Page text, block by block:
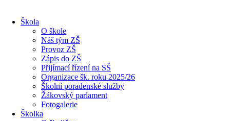
Škola
O škole
Náš tým ZŠ
Provoz ZŠ
Zápis do ZŠ
Přijímací řízení na SŠ
Organizace šk. roku 2025/26
Školní poradenské služby
Žákovský parlament
Fotogalerie
Školka